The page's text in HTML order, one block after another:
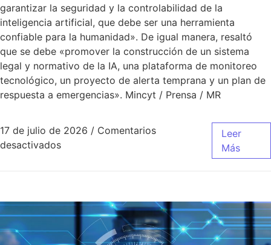
garantizar la seguridad y la controlabilidad de la
inteligencia artificial, que debe ser una herramienta
confiable para la humanidad». De igual manera, resaltó
que se debe «promover la construcción de un sistema
legal y normativo de la IA, una plataforma de monitoreo
tecnológico, un proyecto de alerta temprana y un plan de
respuesta a emergencias». Mincyt / Prensa / MR
17 de julio de 2026 / Comentarios
desactivados
Leer
Más